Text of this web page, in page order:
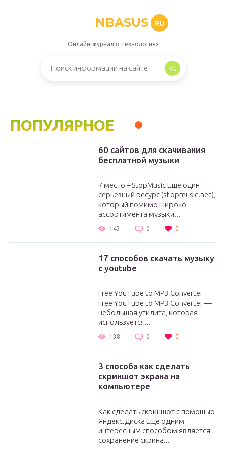
NBASUS RU
Онлайн-журнал о технологиях
ПОПУЛЯРНОЕ
60 сайтов для скачивания
бесплатной музыки
7 место – StopMusic Еще один
серьезный ресурс (stopmusic.net),
который помимо широко
ассортимента музыки...
143 0 0
17 способов скачать музыку
с youtube
Free YouTube to MP3 Converter
Free YouTube to MP3 Converter —
небольшая утилита, которая
используется...
138 0 0
3 способа как сделать
скриншот экрана на
компьютере
Как сделать скриншот с помощью
Яндекс.Диска Еще одним
интересным способом является
сохранение скрина...